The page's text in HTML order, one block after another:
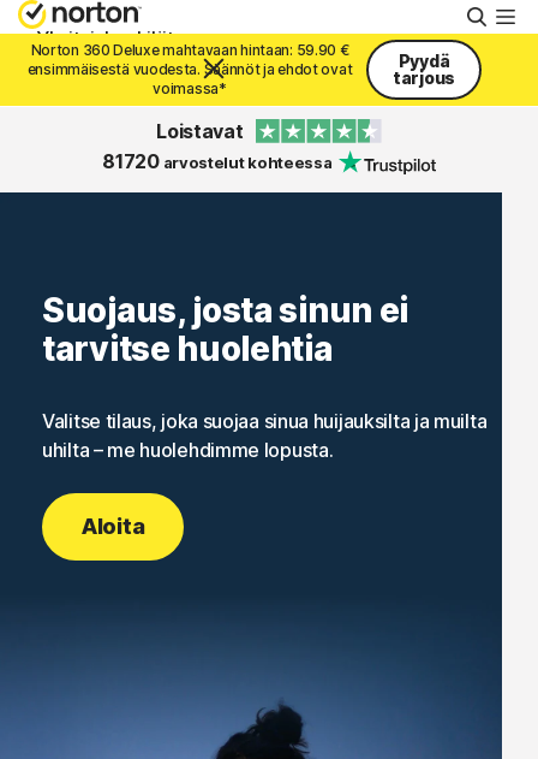
Hae
Yksityishenkilöt
Tuki
Suomi
Kirjaudu sisään
Norton 360 Deluxe mahtavaan hintaan: 59.90 €
ensimmäisestä vuodesta. Säännöt ja ehdot ovat
voimassa*
Pyydä
tarjous
Loistavat
81720arvostelut kohteessa
Suojaus, josta sinun ei
tarvitse huolehtia
Valitse tilaus, joka suojaa sinua huijauksilta ja muilta
uhilta – me huolehdimme lopusta.
Aloita